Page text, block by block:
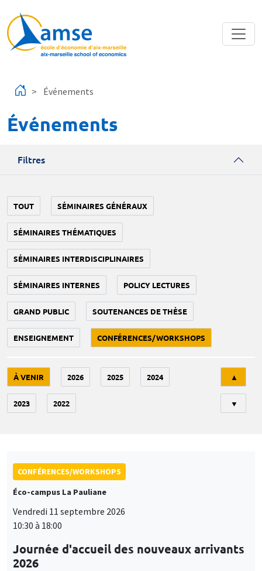
Événements
Événements
Filtres
TOUT SÉMINAIRES GÉNÉRAUX
SÉMINAIRES THÉMATIQUES
SÉMINAIRES INTERDISCIPLINAIRES
SÉMINAIRES INTERNES POLICY LECTURES
GRAND PUBLIC SOUTENANCES DE THÈSE
ENSEIGNEMENT CONFÉRENCES/WORKSHOPS
À VENIR 2026 2025 2024
2023 2022
▲
▼
CONFÉRENCES/WORKSHOPS
Éco-campus La Pauliane
Vendredi 11 septembre 2026
10:30 à 18:00
Journée d'accueil des nouveaux arrivants
2026